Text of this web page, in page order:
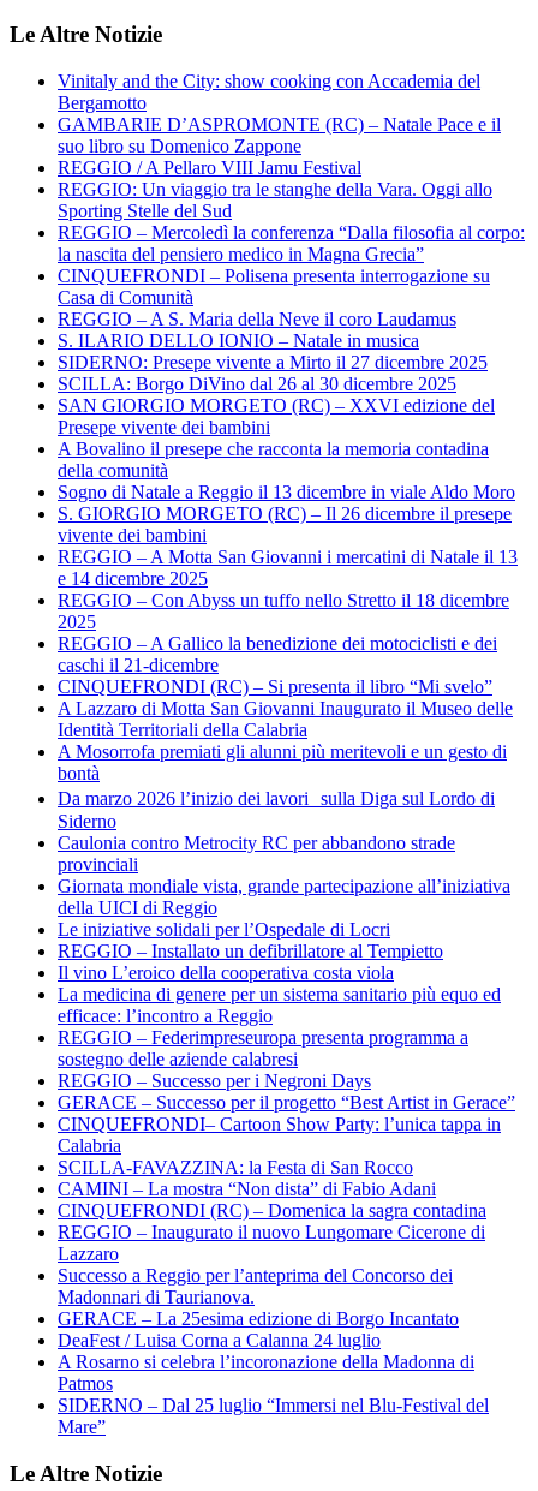
Le Altre Notizie
Vinitaly and the City: show cooking con Accademia del
Bergamotto
GAMBARIE D’ASPROMONTE (RC) – Natale Pace e il
suo libro su Domenico Zappone
REGGIO / A Pellaro VIII Jamu Festival
REGGIO: Un viaggio tra le stanghe della Vara. Oggi allo
Sporting Stelle del Sud
REGGIO – Mercoledì la conferenza “Dalla filosofia al corpo:
la nascita del pensiero medico in Magna Grecia”
CINQUEFRONDI – Polisena presenta interrogazione su
Casa di Comunità
REGGIO – A S. Maria della Neve il coro Laudamus
S. ILARIO DELLO IONIO – Natale in musica
SIDERNO: Presepe vivente a Mirto il 27 dicembre 2025
SCILLA: Borgo DiVino dal 26 al 30 dicembre 2025
SAN GIORGIO MORGETO (RC) – XXVI edizione del
Presepe vivente dei bambini
A Bovalino il presepe che racconta la memoria contadina
della comunità
Sogno di Natale a Reggio il 13 dicembre in viale Aldo Moro
S. GIORGIO MORGETO (RC) – Il 26 dicembre il presepe
vivente dei bambini
REGGIO – A Motta San Giovanni i mercatini di Natale il 13
e 14 dicembre 2025
REGGIO – Con Abyss un tuffo nello Stretto il 18 dicembre
2025
REGGIO – A Gallico la benedizione dei motociclisti e dei
caschi il 21-dicembre
CINQUEFRONDI (RC) – Si presenta il libro “Mi svelo”
A Lazzaro di Motta San Giovanni Inaugurato il Museo delle
Identità Territoriali della Calabria
A Mosorrofa premiati gli alunni più meritevoli e un gesto di
bontà
Da marzo 2026 l’inizio dei lavori sulla Diga sul Lordo di
Siderno
Caulonia contro Metrocity RC per abbandono strade
provinciali
Giornata mondiale vista, grande partecipazione all’iniziativa
della UICI di Reggio
Le iniziative solidali per l’Ospedale di Locri
REGGIO – Installato un defibrillatore al Tempietto
Il vino L’eroico della cooperativa costa viola
La medicina di genere per un sistema sanitario più equo ed
efficace: l’incontro a Reggio
REGGIO – Federimpreseuropa presenta programma a
sostegno delle aziende calabresi
REGGIO – Successo per i Negroni Days
GERACE – Successo per il progetto “Best Artist in Gerace”
CINQUEFRONDI– Cartoon Show Party: l’unica tappa in
Calabria
SCILLA-FAVAZZINA: la Festa di San Rocco
CAMINI – La mostra “Non dista” di Fabio Adani
CINQUEFRONDI (RC) – Domenica la sagra contadina
REGGIO – Inaugurato il nuovo Lungomare Cicerone di
Lazzaro
Successo a Reggio per l’anteprima del Concorso dei
Madonnari di Taurianova.
GERACE – La 25esima edizione di Borgo Incantato
DeaFest / Luisa Corna a Calanna 24 luglio
A Rosarno si celebra l’incoronazione della Madonna di
Patmos
SIDERNO – Dal 25 luglio “Immersi nel Blu-Festival del
Mare”
Le Altre Notizie